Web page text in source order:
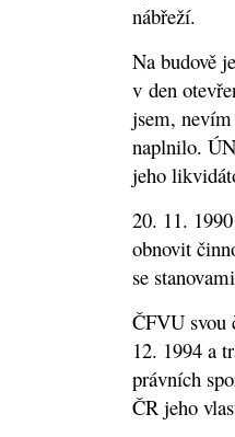
nábřeží.
Na budově
v den
jsem,
naplnilo.
jeho
20. 11.
obnovit
se
ČFVU svou
12. 1994 a
právních
ČR jeho